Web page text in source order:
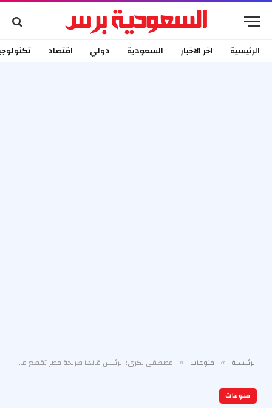
الرئيسية اخر الاخبار السعودية دولي اقتصاد
الرئيسية » منوعات » مصطفى بكري: الرئيس قالها صريحة مصر تقطع من قلبها لأجل أهلها بسيناء
منوعات